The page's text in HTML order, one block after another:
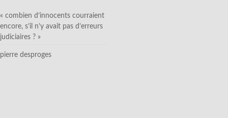
« combien d’innocents courraient
encore, s’il n’y avait pas d’erreurs
judiciaires ? »
pierre desproges